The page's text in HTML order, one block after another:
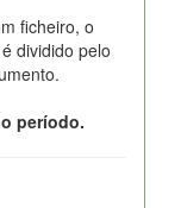
ficheiro, o
dividido pelo
período.